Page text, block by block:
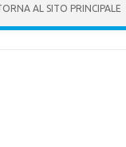
AL SITO PRINCIPALE